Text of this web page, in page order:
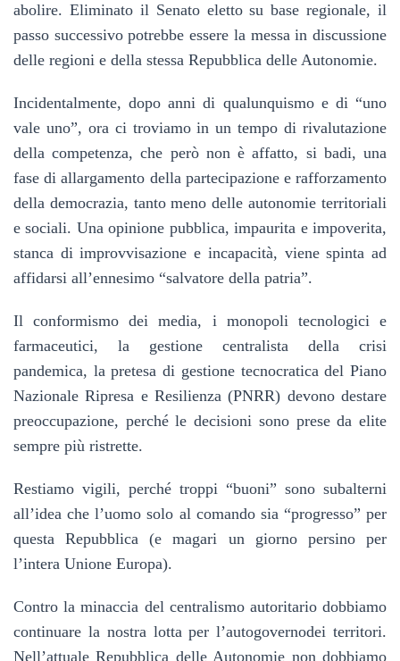
abolire. Eliminato il Senato eletto su base regionale, il
passo successivo potrebbe essere la messa in discussione
delle regioni e della stessa Repubblica delle Autonomie.
Incidentalmente, dopo anni di qualunquismo e di “uno
vale uno”, ora ci troviamo in un tempo di rivalutazione
della competenza, che però non è affatto, si badi, una
fase di allargamento della partecipazione e rafforzamento
della democrazia, tanto meno delle autonomie territoriali
e sociali. Una opinione pubblica, impaurita e impoverita,
stanca di improvvisazione e incapacità, viene spinta ad
affidarsi all’ennesimo “salvatore della patria”.
Il conformismo dei media, i monopoli tecnologici e
farmaceutici, la gestione centralista della crisi
pandemica, la pretesa di gestione tecnocratica del Piano
Nazionale Ripresa e Resilienza (PNRR) devono destare
preoccupazione, perché le decisioni sono prese da elite
sempre più ristrette.
Restiamo vigili, perché troppi “buoni” sono subalterni
all’idea che l’uomo solo al comando sia “progresso” per
questa Repubblica (e magari un giorno persino per
l’intera Unione Europa).
Contro la minaccia del centralismo autoritario dobbiamo
continuare la nostra lotta per l’autogovernodei territori.
Nell’attuale Repubblica delle Autonomie non dobbiamo